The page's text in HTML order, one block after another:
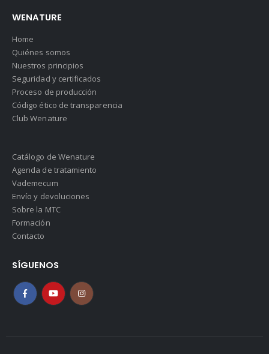
WENATURE
Home
Quiénes somos
Nuestros principios
Seguridad y certificados
Proceso de producción
Código ético de transparencia
Club Wenature
Catálogo de Wenature
Agenda de tratamiento
Vademecum
Envío y devoluciones
Sobre la MTC
Formación
Contacto
SÍGUENOS